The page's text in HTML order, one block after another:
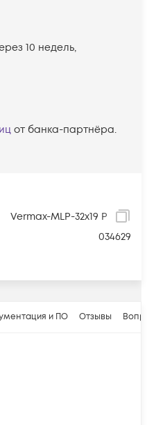
Vermax-MLP-32x19 P
034629
10 недель,
от банка-партнёра.
и ПО Отзывы